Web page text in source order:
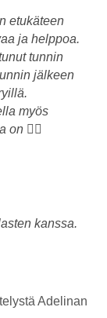
etukäteen
ja helppoa.
tunnin
jälkeen
myös
👌🏼
kanssa.
Adelinan